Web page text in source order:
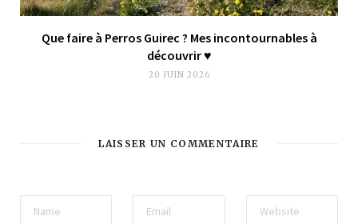
Que faire à Perros Guirec ? Mes incontournables à
découvrir ♥︎
20 JUIN 2026
LAISSER UN COMMENTAIRE